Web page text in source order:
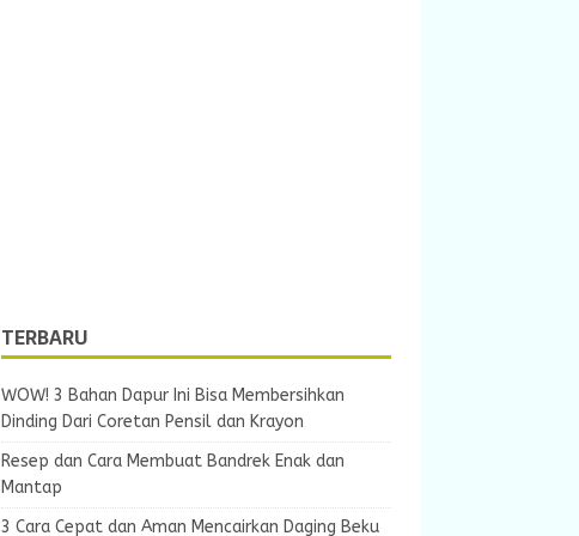
TERBARU
WOW! 3 Bahan Dapur Ini Bisa Membersihkan
Dinding Dari Coretan Pensil dan Krayon
Resep dan Cara Membuat Bandrek Enak dan
Mantap
3 Cara Cepat dan Aman Mencairkan Daging Beku